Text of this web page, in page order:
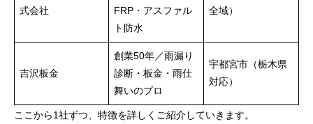
式会社
FRP・アスファル
ト防水
全域）
吉沢板金
創業50年／雨漏り
診断・板金・雨仕
舞いのプロ
宇都宮市（栃木県
対応）
ここから1社ずつ、特徴を詳しくご紹介していきます。